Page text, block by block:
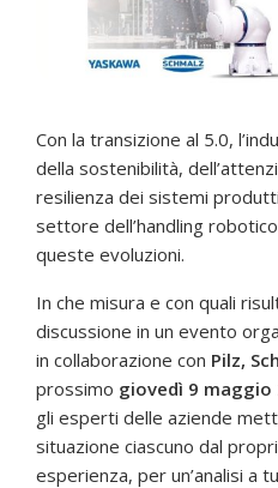
Con la transizione al 5.0,
della sostenibilità,
resilienza dei sistemi
settore dell’handling
queste evoluzioni.
In che misura e con quali
discussione in un evento
in collaborazione con Pilz,
prossimo giovedì 9 maggio
gli esperti delle aziende
situazione ciascuno dal
esperienza, per un’analisi a